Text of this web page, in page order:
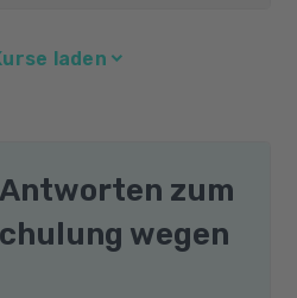
laden
zum
wegen